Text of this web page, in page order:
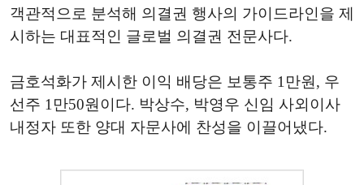
객관적으로 분석해 의결권 행사의 가이드라인을 제
시하는 대표적인 글로벌 의결권 전문사다.
금호석화가 제시한 이익 배당은 보통주 1만원, 우
선주 1만50원이다. 박상수, 박영우 신임 사외이사
내정자 또한 양대 자문사에 찬성을 이끌어냈다.